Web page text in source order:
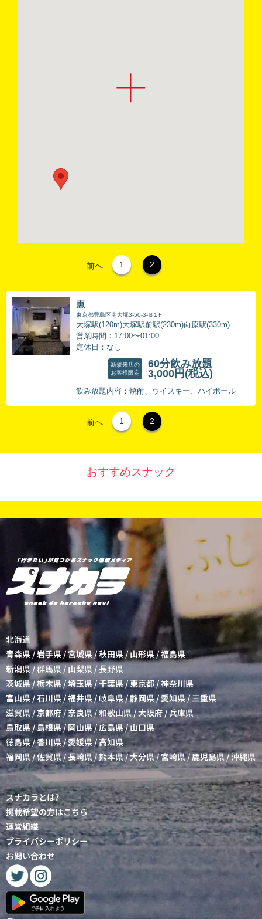
前へ 1 2
恵
東京都豊島区南大塚3-50-3-Ｂ1Ｆ
大塚駅(120m)大塚駅前駅(230m)向原駅(330m)
営業時間：17:00〜01:00
定休日：なし
新規来店の
お客様限定
60分飲み放題
3,000円 (税込)
飲み放題内容：焼酎、ウイスキー、ハイボール
前へ 1 2
おすすめスナック
北海道
青森県/岩手県/宮城県/秋田県 / 山形県/福島県
新潟県/群馬県 / 山梨県 /長野県
茨城県 /栃木県/埼玉県/千葉県/東京都 /神奈川県
富山県 /石川県 /福井県/岐阜県/静岡県/愛知県/三重県
滋賀県/京都府/奈良県 /和歌山県/大阪府 /兵庫県
鳥取県 / 島根県/岡山県/広島県/山口県
徳島県/香川県/愛媛県 /高知県
福岡県 /佐賀県 /長崎県/熊本県/大分県/宮崎県/鹿児島県/沖縄県
スナカラとは?
掲載希望の方はこちら
運営組織
プライバシーポリシー
お問い合わせ